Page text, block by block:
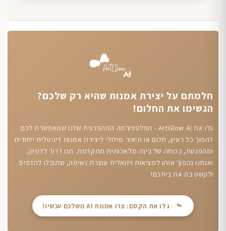
חלמתם על יצירת אמנות שהיא רק שלכם?
הגשימו את החלום!
גלו את ArtGlow AI - הפלטפורמה המהפכנית שלנו שמאפשרת לכם
להפוך כל רעיון, חלום או תיאור מילולי ליצירת אמנות דיגיטלית ייחודית
ומהפנטת, בכוחה של בינה מלאכותית מתקדמת. תנו דרור לדמיון,
ואנחנו נהפוך אותו למציאות ויזואלית עוצרת נשימה, שתוכלו להדפיס
ולקשט בה את ביתכם!
גלו את הקסם: צרו אמנות AI משלכם עכשיו!